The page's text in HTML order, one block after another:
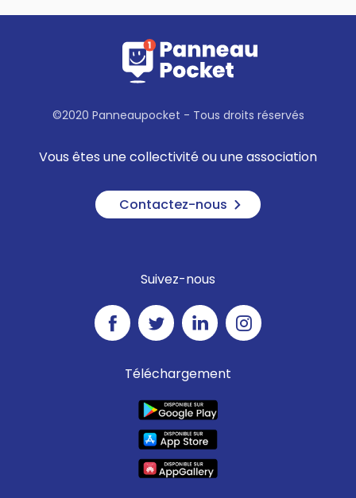
©2020 Panneaupocket - Tous droits réservés
Vous êtes une collectivité ou une association
Contactez-nous
Suivez-nous
Téléchargement